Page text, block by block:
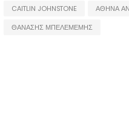
CAITLIN JOHNSTONE
ΑΘΗΝΑ
ΘΑΝΑΣΗΣ ΜΠΕΛΕΜΕΜΗΣ